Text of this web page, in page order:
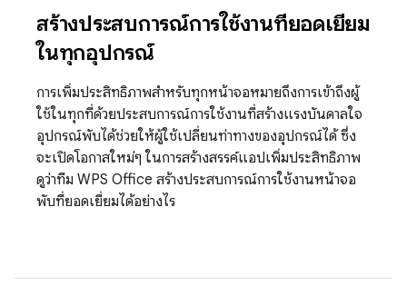
สร้างประสบการณ์การใช้งานที่ยอดเยี่ยม
ในทุกอุปกรณ์
การเพิ่มประสิทธิภาพสำหรับทุกหน้าจอหมายถึงการเข้าถึงผู้
ใช้ในทุกที่ด้วยประสบการณ์การใช้งานที่สร้างแรงบันดาลใจ
อุปกรณ์พับได้ช่วยให้ผู้ใช้เปลี่ยนท่าทางของอุปกรณ์ได้ ซึ่ง
จะเปิดโอกาสใหม่ๆ ในการสร้างสรรค์แอปเพิ่มประสิทธิภาพ
ดูว่าทีม WPS Office สร้างประสบการณ์การใช้งานหน้าจอ
พับที่ยอดเยี่ยมได้อย่างไร